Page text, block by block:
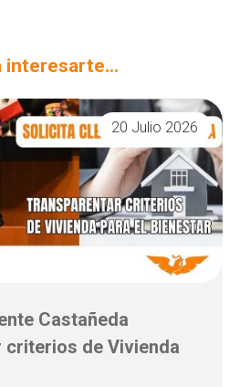
interesarte...
20 Julio 2026
Castañeda
de Vivienda